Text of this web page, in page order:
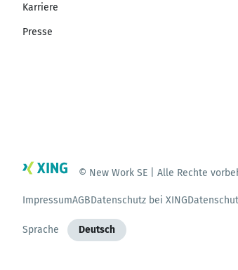
Karriere
Presse
© New Work SE | Alle Rechte
ImpressumAGBDatenschutz bei XING
Sprache Deutsch